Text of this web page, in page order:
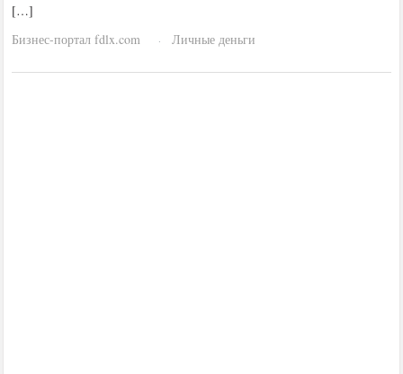
[…]
Бизнес-портал fdlx.com
· Личные деньги